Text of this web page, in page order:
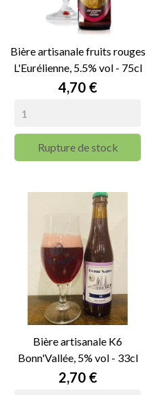
Bière artisanale fruits rouges
L'Eurélienne, 5.5% vol - 75cl
Prix
4,70 €
Rupture de stock
Bière artisanale K6
Bonn'Vallée, 5% vol - 33cl
Prix
2,70 €